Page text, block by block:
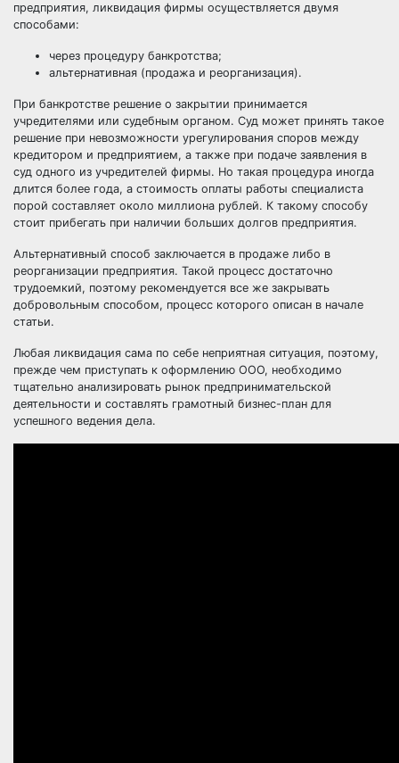
предприятия, ликвидация фирмы осуществляется двумя
способами:
через процедуру банкротства;
альтернативная (продажа и реорганизация).
При банкротстве решение о закрытии принимается
учредителями или судебным органом. Суд может принять такое
решение при невозможности урегулирования споров между
кредитором и предприятием, а также при подаче заявления в
суд одного из учредителей фирмы. Но такая процедура иногда
длится более года, а стоимость оплаты работы специалиста
порой составляет около миллиона рублей. К такому способу
стоит прибегать при наличии больших долгов предприятия.
Альтернативный способ заключается в продаже либо в
реорганизации предприятия. Такой процесс достаточно
трудоемкий, поэтому рекомендуется все же закрывать
добровольным способом, процесс которого описан в начале
статьи.
Любая ликвидация сама по себе неприятная ситуация, поэтому,
прежде чем приступать к оформлению ООО, необходимо
тщательно анализировать рынок предпринимательской
деятельности и составлять грамотный бизнес-план для
успешного ведения дела.